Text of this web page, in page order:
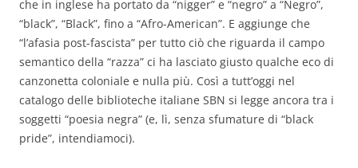
che in inglese ha portato da “nigger” e “negro” a “Negro”,
“black”, “Black”, fino a “Afro-American”. E aggiunge che
“l’afasia post-fascista” per tutto ciò che riguarda il campo
semantico della “razza” ci ha lasciato giusto qualche eco di
canzonetta coloniale e nulla più. Così a tutt’oggi nel
catalogo delle biblioteche italiane SBN si legge ancora tra i
soggetti “poesia negra” (e, lì, senza sfumature di “black
pride”, intendiamoci).